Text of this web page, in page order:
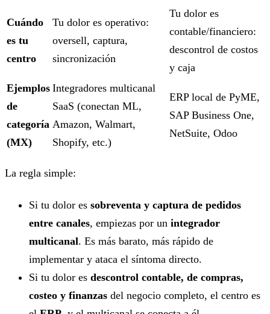
Cuándo
es tu
centro
Tu dolor es operativo:
oversell, captura,
sincronización
Tu dolor es
contable/financiero:
descontrol de costos
y caja
Ejemplos
de
categoría
(MX)
Integradores multicanal
SaaS (conectan ML,
Amazon, Walmart,
Shopify, etc.)
ERP local de PyME,
SAP Business One,
NetSuite, Odoo
La regla simple:
Si tu dolor es sobreventa y captura de pedidos
entre canales, empiezas por un integrador
multicanal. Es más barato, más rápido de
implementar y ataca el síntoma directo.
Si tu dolor es descontrol contable, de compras,
costeo y finanzas del negocio completo, el centro es